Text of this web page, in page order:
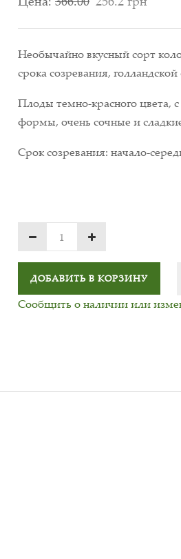
Необычайно вкусный сорт
срока созревания,
Плоды темно-красного цвета,
формы, очень сочные и
Срок созревания: начало-
ДОБАВИТЬ В КОРЗИНУ
Сообщить о наличии или